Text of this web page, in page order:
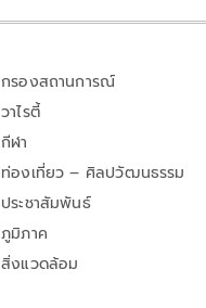
กรองสถานการณ์
วาไรตี้
กีฬา
ท่องเที่ยว – ศิลปวัฒนธรรม
ประชาสัมพันธ์
ภูมิภาค
สิ่งแวดล้อม